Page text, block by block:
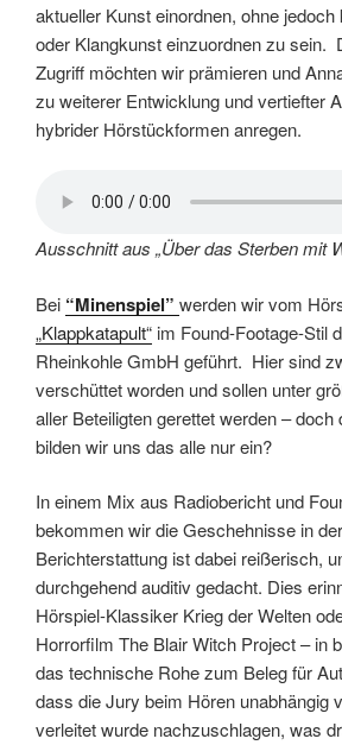
aktueller Kunst einordnen, ohne
oder Klangkunst einzuordnen zu sein.
Zugriff möchten wir prämieren und
zu weiterer Entwicklung und vertiefter
hybrider Hörstückformen anregen.
Ausschnitt aus „Über das Sterben mit
Bei “Minenspiel” werden wir vom
„Klappkatapult“ im Found-Footage-Stil
Rheinkohle GmbH geführt. Hier sind
verschüttet worden und sollen unter
aller Beteiligten gerettet werden –
bilden wir uns das alle nur ein?
In einem Mix aus Radiobericht und
bekommen wir die Geschehnisse in
Berichterstattung ist dabei reißerisch,
durchgehend auditiv gedacht. Dies
Hörspiel-Klassiker Krieg der Welten
Horrorfilm The Blair Witch Project – in
das technische Rohe zum Beleg für
dass die Jury beim Hören unabhängig
verleitet wurde nachzuschlagen, was